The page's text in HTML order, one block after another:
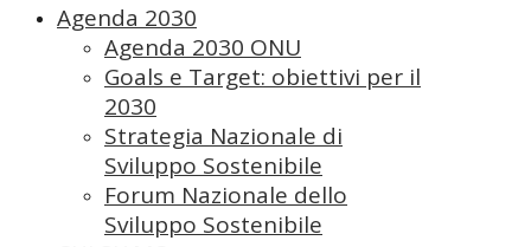
Agenda 2030
Agenda 2030 ONU
Goals e Target: obiettivi per il
2030
Strategia Nazionale di
Sviluppo Sostenibile
Forum Nazionale dello
Sviluppo Sostenibile